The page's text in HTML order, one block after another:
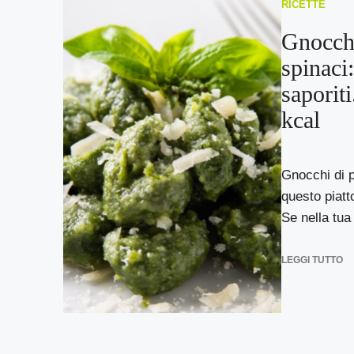
RICETTE
kcal
Gnocchi di
questo
Se nella tua
LEGGI TUTTO